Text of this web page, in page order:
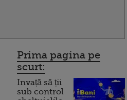
Prima pagina pe
scurt:
Invață să ții
sub control